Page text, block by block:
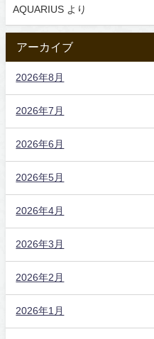
AQUARIUS より
アーカイブ
2026年8月
2026年7月
2026年6月
2026年5月
2026年4月
2026年3月
2026年2月
2026年1月